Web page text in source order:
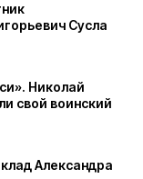
Сусла
Николай
свой воинский
Александра